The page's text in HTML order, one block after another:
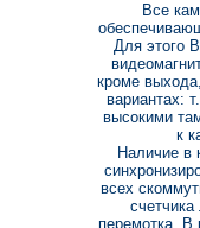
Все
Для этого
кроме
вариантах:
высокими
к
Наличие в
всех
перемотка. В